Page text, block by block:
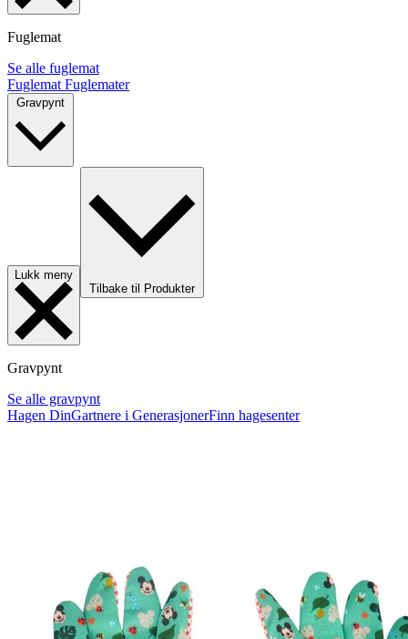
Fuglemat
Se alle fuglemat
Fuglemat Fuglemater
Lukk meny
Tilbake til Produkter
Gravpynt
Se alle gravpynt
Hagen DinGartnere i GenerasjonerFinn hagesenter